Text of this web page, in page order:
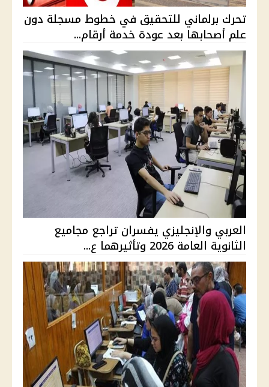
تحرك برلماني للتحقيق في خطوط مسجلة دون
علم أصحابها بعد عودة خدمة أرقام...
العربي والإنجليزي يفسران تراجع مجاميع
الثانوية العامة 2026 وتأثيرهما ع...